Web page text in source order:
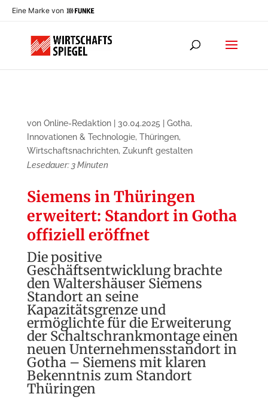
Eine Marke von
von Online-Redaktion| 30.04.2025 Gotha,
Innovationen & Technologie, Thüringen,
Wirtschaftsnachrichten, Zukunft gestalten
Lesedauer: 3 Minuten
Siemens in Thüringen
erweitert: Standort in Gotha
offiziell eröffnet
Die positive
Geschäftsentwicklung brachte
den Waltershäuser Siemens
Standort an seine
Kapazitätsgrenze und
ermöglichte für die Erweiterung
der Schaltschrankmontage einen
neuen Unternehmensstandort in
Gotha – Siemens mit klaren
Bekenntnis zum Standort
Thüringen